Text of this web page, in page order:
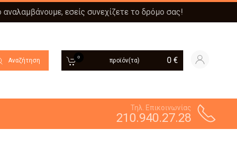
εσείς συνεχίζετε το δρόμο σας!
Αναζήτηση 0 προϊόν(τα) 0 €
Τηλ. Επικοινωνίας
210.940.27.28